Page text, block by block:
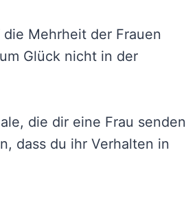
die Mehrheit der Frauen
Glück nicht in der
die dir eine Frau senden
dass du ihr Verhalten in